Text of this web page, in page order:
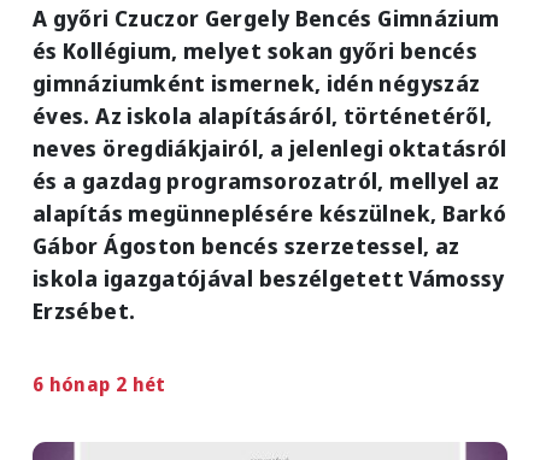
A győri Czuczor Gergely Bencés Gimnázium
és Kollégium, melyet sokan győri bencés
gimnáziumként ismernek, idén négyszáz
éves. Az iskola alapításáról, történetéről,
neves öregdiákjairól, a jelenlegi oktatásról
és a gazdag programsorozatról, mellyel az
alapítás megünneplésére készülnek, Barkó
Gábor Ágoston bencés szerzetessel, az
iskola igazgatójával beszélgetett Vámossy
Erzsébet.
6 hónap 2 hét